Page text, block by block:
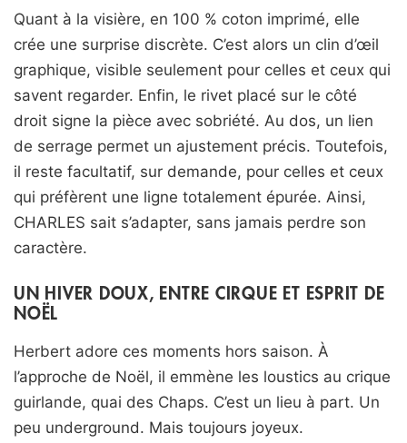
Quant à la visière, en 100 % coton imprimé, elle
crée une surprise discrète. C’est alors un clin d’œil
graphique, visible seulement pour celles et ceux qui
savent regarder. Enfin, le rivet placé sur le côté
droit signe la pièce avec sobriété. Au dos, un lien
de serrage permet un ajustement précis. Toutefois,
il reste facultatif, sur demande, pour celles et ceux
qui préfèrent une ligne totalement épurée. Ainsi,
CHARLES sait s’adapter, sans jamais perdre son
caractère.
UN HIVER DOUX, ENTRE CIRQUE ET ESPRIT DE
NOËL
Herbert adore ces moments hors saison. À
l’approche de Noël, il emmène les loustics au crique
guirlande, quai des Chaps. C’est un lieu à part. Un
peu underground. Mais toujours joyeux.